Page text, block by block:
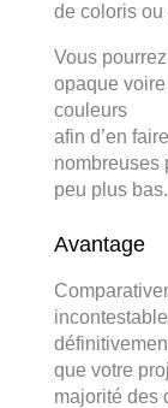
de coloris ou
Vous
opaque
couleurs
afin d’en
nombreuses
peu plus bas.
Avantage
que votre
majorité des